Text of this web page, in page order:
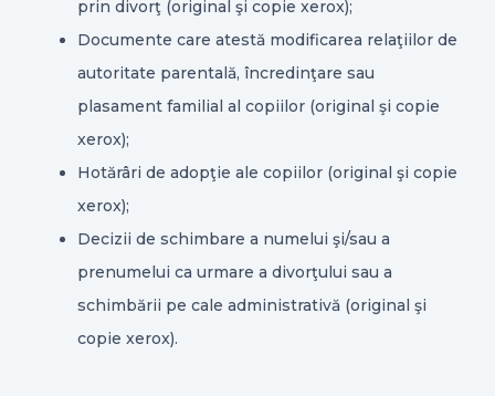
prin divorţ (original şi copie xerox);
Documente care atestă modificarea relaţiilor de
autoritate parentală, încredinţare sau
plasament familial al copiilor (original şi copie
xerox);
Hotărâri de adopţie ale copiilor (original şi copie
xerox);
Decizii de schimbare a numelui şi/sau a
prenumelui ca urmare a divorţului sau a
schimbării pe cale administrativă (original şi
copie xerox).